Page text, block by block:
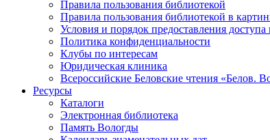
Правила пользования библиотекой
Правила пользования библиотекой в
Условия и порядок предоставления
Политика конфиденциальности
Клубы по интересам
Юридическая клиника
Всероссийские Беловские чтения «Белов.
Ресурсы
Каталоги
Электронная библиотека
Память Вологды